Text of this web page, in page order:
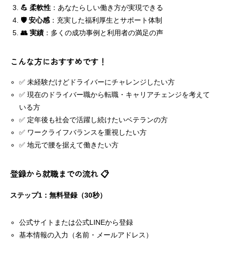
💪 柔軟性 ：あなたらしい働き方が実現できる
🛡️ 安心感 ：充実した福利厚生とサポート体制
👥 実績 ：多くの成功事例と利用者の満足の声
こんな方におすすめです！
✅ 未経験だけどドライバーにチャレンジしたい方
✅ 現在のドライバー職から転職・キャリアチェンジを考えて
いる方
✅ 定年後も社会で活躍し続けたいベテランの方
✅ ワークライフバランスを重視したい方
✅ 地元で腰を据えて働きたい方
登録から就職までの流れ 📋
ステップ1：無料登録（30秒）
公式サイトまたは公式LINEから登録
基本情報の入力（名前・メールアドレス）